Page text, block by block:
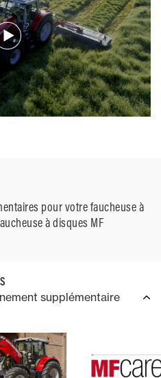
pour votre faucheuse à
à disques MF
supplémentaire